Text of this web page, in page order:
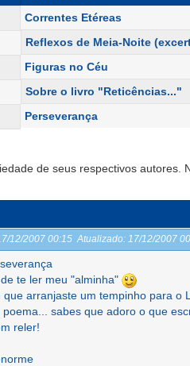
Correntes Etéreas
Reflexos de Meia-Noite
Figuras no Céu
Sobre o livro "Reticências..."
Perseverança
de seus respectivos autores.
12/2007 00:15 Atualizado: 17/12/2007
te ler meu "alminha"
que arranjaste um tempinho para o
poema... sabes que adoro o que
reler!